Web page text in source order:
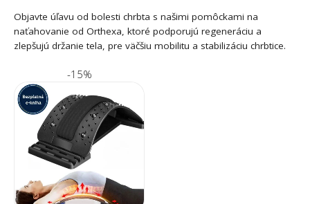
Objavte úľavu od bolesti chrbta s našimi pomôckami na
naťahovanie od Orthexa, ktoré podporujú regeneráciu a
zlepšujú držanie tela, pre väčšiu mobilitu a stabilizáciu chrbtice.
-15%